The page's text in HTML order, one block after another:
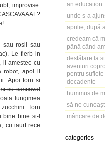
an education
unde s-a
aprilie, după
credeam că
până când
desfătare la
aventuri
pentru
decadente
hummus de
să ne
mâncare de
categories
improvise.
sau rosii sau
Le fierb in
il amestec cu
robot, apoi il
Apoi torn si
si cu cascaval
lungimea
Torn
bine bine si-l
cu iaurt rece